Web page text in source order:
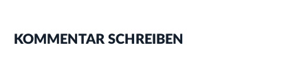
KOMMENTAR SCHREIBEN